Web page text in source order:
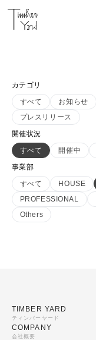
カテゴリ
すべて
お知らせ
プレスリリース
開催状況
すべて
開催中
事業部
すべて
HOUSE
PROFESSIONAL
Others
TIMBER YARD
ティンバーヤード
COMPANY
会社概要